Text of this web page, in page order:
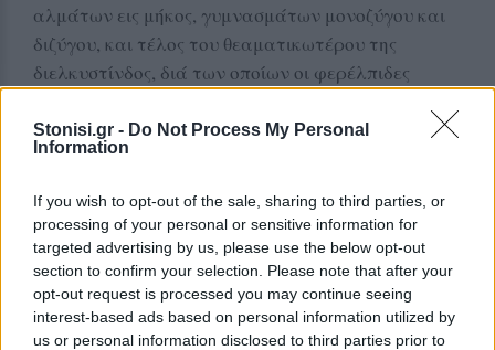
Stonisi.gr - Do Not Process My Personal
Information
If you wish to opt-out of the sale, sharing to third parties, or
processing of your personal or sensitive information for
targeted advertising by us, please use the below opt-out
section to confirm your selection. Please note that after your
opt-out request is processed you may continue seeing
interest-based ads based on personal information utilized by
us or personal information disclosed to third parties prior to
αλμάτων εις μήκος, γυμνασμάτων μονοζύγου και
διζύγου, και τέλος του θεαματικωτέρου της
διελκυστίνδος, διά των οποίων οι φερέλπιδες
θεατήριον διά των ευγράμμων σωμάτων αυτών
και κανονικότητος και τάξεως μεθ’ ής διεξήγαγον
δια της επιμονής και προπονήσεως κατώρθωσαν εν
βραχυτάτω χρονικώ διαστήματι και επιδόσεις
οπωσδήποτε ικανοποιητικάς να επιτύχωσι και
μεγάλων ελπίδων να πληρώνωσι τας καρδίας
όλων διά το μέλλον του Αιολικού».